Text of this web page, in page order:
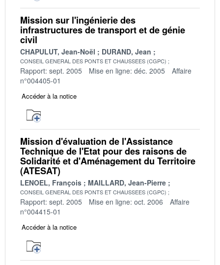
Mission sur l'ingénierie des
infrastructures de transport et de génie
civil
CHAPULUT, Jean-Noël DURAND, Jean
CONSEIL GENERAL DES PONTS ET CHAUSSEES (CGPC)
Rapport: sept. 2005 Mise en ligne: déc. 2005
Affaire
n°004405-01
Accéder à la notice
Mission d'évaluation de l'Assistance
Technique de l'Etat pour des raisons de
Solidarité et d'Aménagement du Territoire
(ATESAT)
LENOEL, François MAILLARD, Jean-Pierre
CONSEIL GENERAL DES PONTS ET CHAUSSEES (CGPC)
Rapport: sept. 2005 Mise en ligne: oct. 2006
Affaire
n°004415-01
Accéder à la notice